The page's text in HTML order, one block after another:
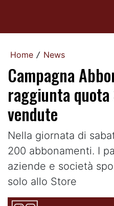
Home / News
Campagna
raggiunta
vendute
Nella giornata di
200 abbonamenti. I
aziende e società
solo allo Store